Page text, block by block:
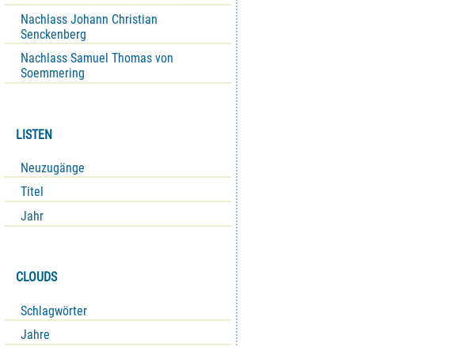
Nachlass Johann Christian
Senckenberg
Nachlass Samuel Thomas von
Soemmering
LISTEN
Neuzugänge
Titel
Jahr
CLOUDS
Schlagwörter
Jahre